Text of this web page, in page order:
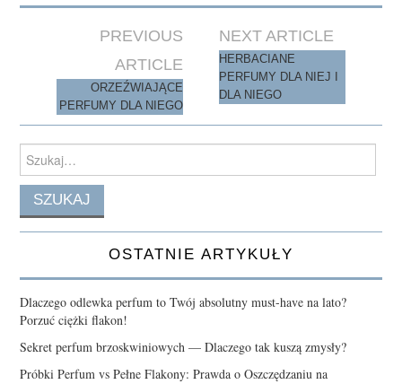
n
navigation
PREVIOUS
ARTICLE
ORZEŹWIAJĄCE
PERFUMY DLA NIEGO
NEXT ARTICLE
HERBACIANE
PERFUMY DLA NIEJ I
DLA NIEGO
for:
OSTATNIE ARTYKUŁY
Dlaczego odlewka perfum to Twój absolutny must-have na lato?
Porzuć ciężki flakon!
Sekret perfum brzoskwiniowych — Dlaczego tak kuszą zmysły?
Próbki Perfum vs Pełne Flakony: Prawda o Oszczędzaniu na